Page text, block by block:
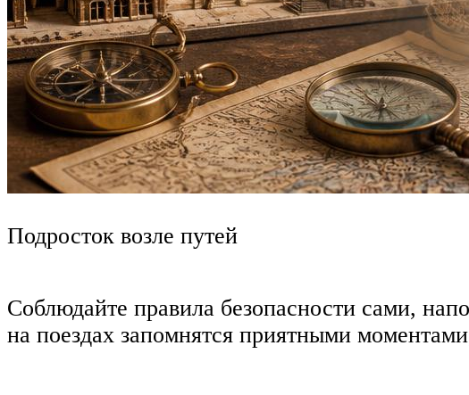
Подросток возле путей
Соблюдайте правила безопасности сами,
на поездах запомнятся приятными